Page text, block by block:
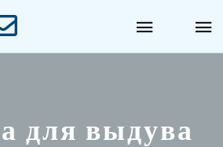
а для выдува